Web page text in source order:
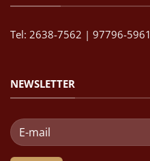
Tel: 2638-7562 | 97796-5961
NEWSLETTER